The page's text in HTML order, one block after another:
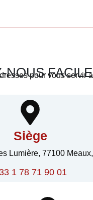
NOUSpour vous servir
Siège
Lumière, 77100
1 78 71 90 01